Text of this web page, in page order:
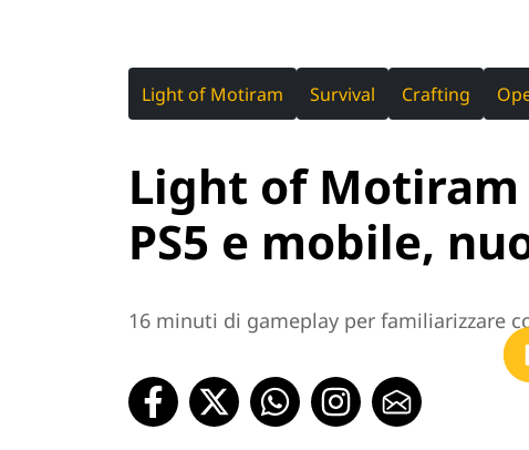
Light of Motiram Survival Crafting
Light of Motiram
PS5 e mobile,
16 minuti di gameplay per familiarizzare